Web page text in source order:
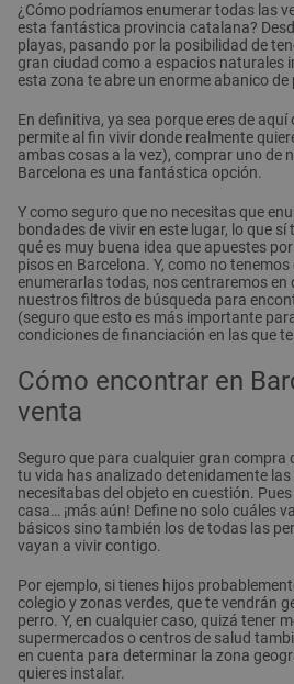
¿Cómo podríamos enumerar todas las
esta fantástica provincia catalana?
playas, pasando por la posibilidad de
gran ciudad como a espacios naturales
esta zona te abre un enorme abanico de
En definitiva, ya sea porque eres de
permite al fin vivir donde realmente
ambas cosas a la vez), comprar uno de
Barcelona es una fantástica opción.
Y como seguro que no necesitas que
bondades de vivir en este lugar, lo que
qué es muy buena idea que apuestes
pisos en Barcelona. Y, como no
enumerarlas todas, nos centraremos en
nuestros filtros de búsqueda para
(seguro que esto es más importante
condiciones de financiación en las que
Cómo encontrar en
venta
Seguro que para cualquier gran compra
tu vida has analizado detenidamente
necesitabas del objeto en cuestión.
casa… ¡más aún! Define no solo cuáles
básicos sino también los de todas las
vayan a vivir contigo.
Por ejemplo, si tienes hijos
colegio y zonas verdes, que te vendrán
perro. Y, en cualquier caso, quizá tener
supermercados o centros de salud
en cuenta para determinar la zona
quieres instalar.